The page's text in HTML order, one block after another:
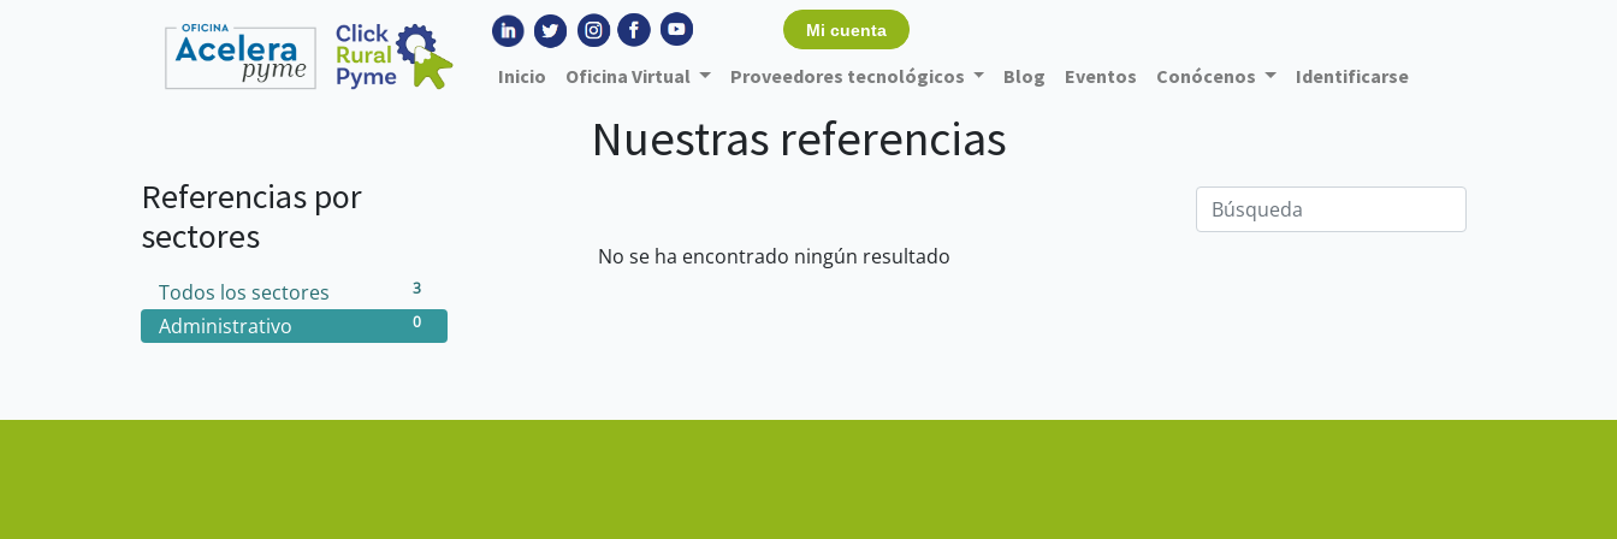
Mi cuenta
Inicio Oficina Virtual Proveedores tecnológicos Blog Eventos Conócenos Identificarse
Nuestras referencias
Referencias por
sectores
3
Todos los sectores
0
Administrativo
No se ha encontrado ningún resultado